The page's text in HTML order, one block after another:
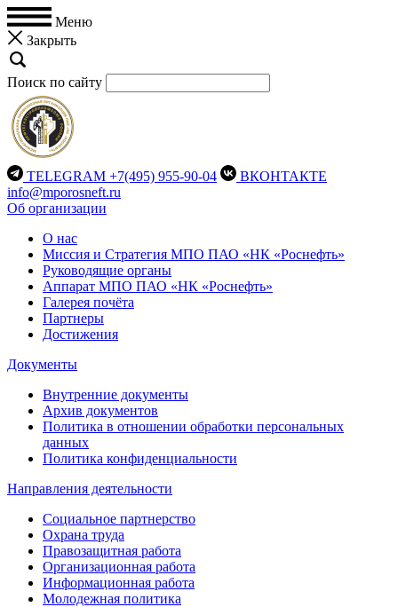
Меню
Закрыть
Поиск по сайту
TELEGRAM +7(495) 955-90-04
ВКОНТАКТЕ
info@mporosneft.ru
Об организации
О нас
Миссия и Стратегия МПО ПАО «НК «Роснефть»
Руководящие органы
Аппарат МПО ПАО «НК «Роснефть»
Галерея почёта
Партнеры
Достижения
Документы
Внутренние документы
Архив документов
Политика в отношении обработки персональных
данных
Политика конфиденциальности
Направления деятельности
Социальное партнерство
Охрана труда
Правозащитная работа
Организационная работа
Информационная работа
Молодежная политика